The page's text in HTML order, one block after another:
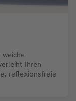
Ihren
reflexionsfreie